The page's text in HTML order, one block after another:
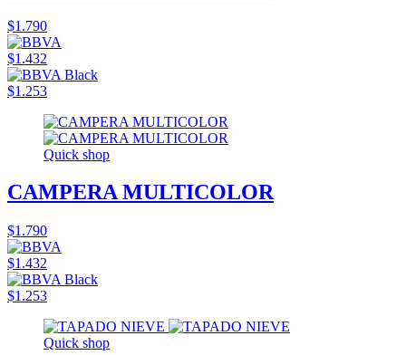
$1.790
$1.432
$1.253
Quick shop
CAMPERA MULTICOLOR
$1.790
$1.432
$1.253
Quick shop